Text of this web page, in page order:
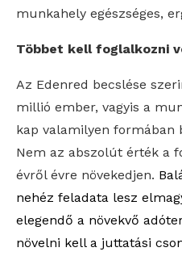
munkahely egészséges,
Többet kell foglalkozni
Az Edenred becslése
millió ember, vagyis a
kap valamilyen formában
Nem az abszolút érték a
évről évre növekedjen.
nehéz feladata lesz
elegendő a növekvő
növelni kella juttatási